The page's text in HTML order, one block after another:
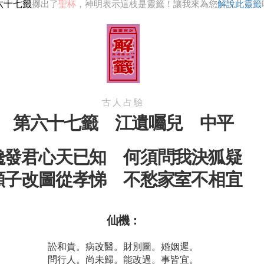
十七籤擲出了聖杯 ，神明表示這枝是靈籤！讓我來為您解說此靈籤
古人占驗
第六十七籤 江遺囑兒 中平
發君心天已知 何須問我決狐疑
子改圖從孝悌 不愁家室不相宜
仙機：
訟和貴。病改醫。財別圖。婚姻遲。
問行人。尚未歸。能改過。事皆宜。